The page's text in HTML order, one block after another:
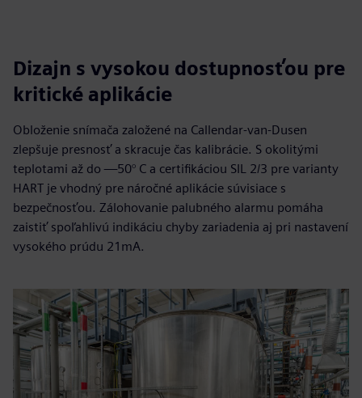
Dizajn s vysokou dostupnosťou pre
kritické aplikácie
Obloženie snímača založené na Callendar-van-Dusen
zlepšuje presnosť a skracuje čas kalibrácie. S okolitými
teplotami až do —50° C a certifikáciou SIL 2/3 pre varianty
HART je vhodný pre náročné aplikácie súvisiace s
bezpečnosťou. Zálohovanie palubného alarmu pomáha
zaistiť spoľahlivú indikáciu chyby zariadenia aj pri nastavení
vysokého prúdu 21mA.